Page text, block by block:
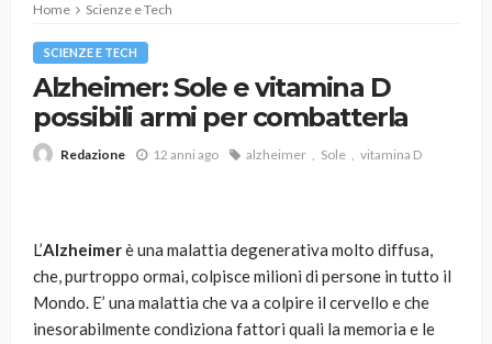
Home Scienze e Tech
SCIENZE E TECH
Alzheimer: Sole e vitamina D
possibili armi per combatterla
Redazione 12 anni ago alzheimer Sole vitamina D
L’Alzheimerè una malattia degenerativa molto diffusa,
che, purtroppo ormai, colpisce milioni di persone in tutto il
Mondo. E’ una malattia che va a colpire il cervello e che
inesorabilmente condiziona fattori quali la memoria e le